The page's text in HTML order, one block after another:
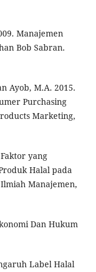
Manajemen
Bob Sabran.
Ayob, M.A. 2015.
Purchasing
Marketing,
yang
Halal pada
Manajemen,
Dan Hukum
Label Halal